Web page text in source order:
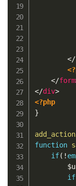
</
</form
</div>
<?php
}
add_action
function
if( !
if